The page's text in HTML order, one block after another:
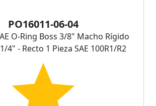
PO16011-06-04
O-Ring Boss 3/8" Macho Rígido
4" - Recto 1 Pieza SAE 100R1/R2